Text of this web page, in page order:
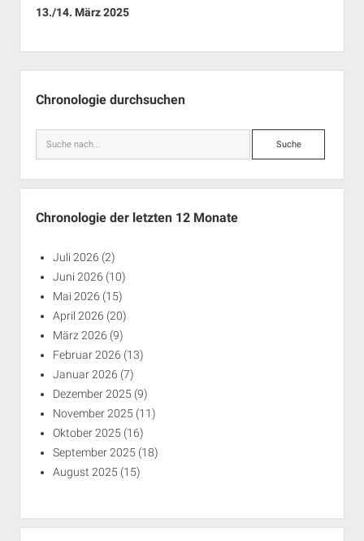
13./14. März 2025
Chronologie durchsuchen
Suche
Chronologie der letzten 12 Monate
Juli 2026 (2)
Juni 2026 (10)
Mai 2026 (15)
April 2026 (20)
März 2026 (9)
Februar 2026 (13)
Januar 2026 (7)
Dezember 2025 (9)
November 2025 (11)
Oktober 2025 (16)
September 2025 (18)
August 2025 (15)